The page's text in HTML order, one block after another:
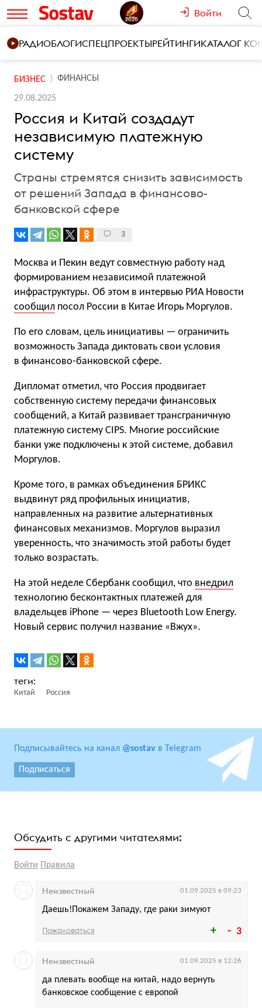
Войти
РАДИОБЛОГИСПЕЦПРОЕКТЫРЕЙТИНГИКАТАЛОГ
БИЗНЕС ФИНАНСЫ
29.08.2025
Россия и Китай создадут
независимую платежную
систему
Страны стремятся снизить зависимость
от решений Запада в финансово-
банковской сфере
3
Москва и Пекин ведут совместную работу над
формированием независимой платежной
инфраструктуры. Об этом в интервью РИА Новости
сообщил посол России в Китае Игорь Моргулов.
По его словам, цель инициативы — ограничить
возможность Запада диктовать свои условия
в финансово-банковской сфере.
Дипломат отметил, что Россия продвигает
собственную систему передачи финансовых
сообщений, а Китай развивает трансграничную
платежную систему CIPS. Многие российские
банки уже подключены к этой системе, добавил
Моргулов.
Кроме того, в рамках объединения БРИКС
выдвинут ряд профильных инициатив,
направленных на развитие альтернативных
финансовых механизмов. Моргулов выразил
уверенность, что значимость этой работы будет
только возрастать.
На этой неделе Сбербанк сообщил, что внедрил
технологию бесконтактных платежей для
владельцев iPhone — через Bluetooth Low Energy.
Новый сервис получил название «Вжух».
Китай Россия
Подписывайтесь на канал @sostav в Telegram
Подписаться
Обсудить с другими читателями:
Войти Правила
3
Даешь!Покажем Западу, где раки зимуют
Неизвестный 01.09.2025 в 09:23
Пожаловаться
да плевать вообще на китай, надо вернуть
банковское сообщение с европой
Неизвестный 01.09.2025 в 12:26